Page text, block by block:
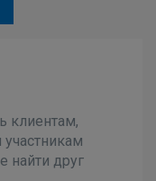
клиентам,
найти друг